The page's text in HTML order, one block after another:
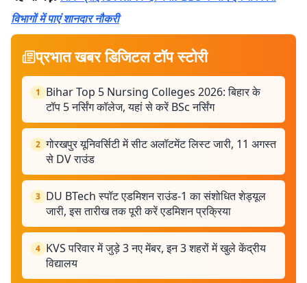
विभागों में पाएं शानदार नौकरी
प्रभात खबर डिजिटल टॉप स्टोरी
1
Bihar Top 5 Nursing Colleges 2026: बिहार के
टॉप 5 नर्सिंग कॉलेज, यहां से करें BSc नर्सिंग
2 गोरखपुर यूनिवर्सिटी में सीट अलॉटमेंट लिस्ट जारी, 11 अगस्त
से DV राउंड
3 DU BTech स्पॉट एडमिशन राउंड-1 का संशोधित शेड्यूल
जारी, इस तारीख तक पूरी करें एडमिशन प्रक्रिया
4 KVS परिवार में जुड़े 3 नए मेंबर, इन 3 शहरों में खुले केंद्रीय
विद्यालय